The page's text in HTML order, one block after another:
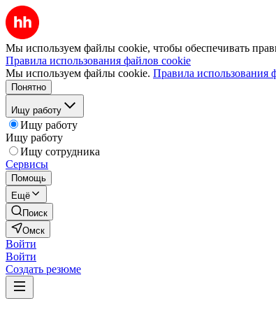
Мы используем файлы cookie, чтобы обеспечивать
Правила использования файлов cookie
Мы используем файлы cookie. Правила использования
Понятно
Ищу работу
Ищу работу
Ищу работу
Ищу сотрудника
Сервисы
Помощь
Ещё
Поиск
Омск
Войти
Войти
Создать резюме